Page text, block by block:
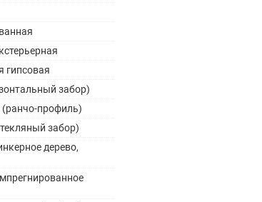
гипсовая
забор)
(ранчо-профиль)
забор)
дерево,